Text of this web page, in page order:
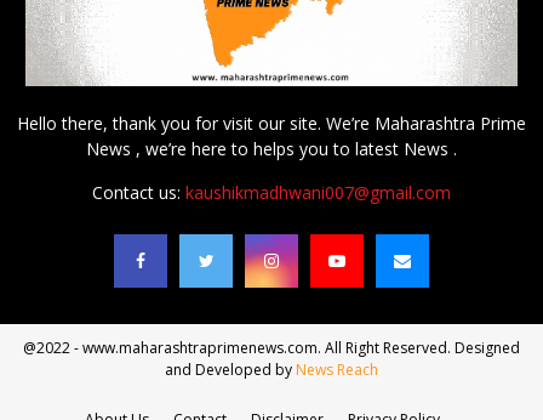
Hello there, thank you for visit our site. We’re Maharashtra Prime
News , we’re here to helps you to latest News .
Contact us: kaushikmadhwani007@gmail.com
@2022 - www.maharashtraprimenews.com. All Right Reserved. Designed
and Developed by News Reach